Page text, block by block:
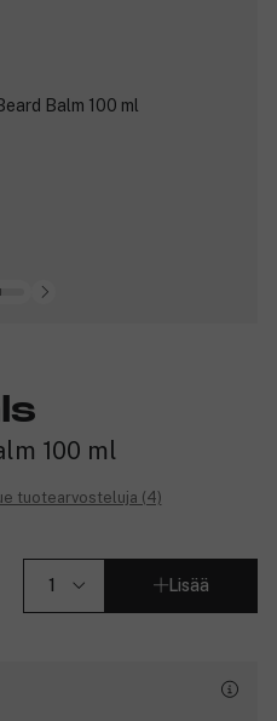
100 ml
tuotearvosteluja (4)
Lisää